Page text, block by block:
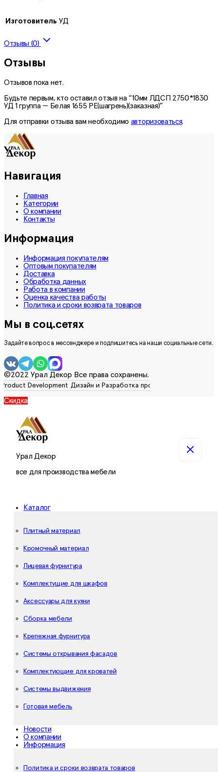
Изготовитель УД
Отзывы (0)
Отзывы
Отзывов пока нет.
Будьте первым, кто оставил отзыв на “10мм ЛДСП 2750*1830
УД 1 группа — Белая 1655 PE(шагрень)(заказная)”
Для отправки отзыва вам необходимо авторизоваться.
Навигация
Главная
Категории
О компании
Контакты
Информация
Информация покупателям
Оптовым покупателям
Доставка
Обработка данных
Работа в компании
Оценка качества работы
Политика и сроки возврата товаров
Мы в соц.сетях
Задайте вопрос в мессенджере и подпишитесь на наши социальные сети.
©2022 Урал Декор Все права сохранены.
Скидка
Урал Декор
все для производства мебели
Каталог
Плитный материал
Кромочный материал
Лицевая фурнитура
Комплектущие для шкафов
Аксессуары для кухни
Сборка мебели
Крепежная фурнитура
Системы открывания фасадов
Комплектующие для кроватей
Системы выдвижения
Готовая мебель
Новости
О компании
Информация
Политика и сроки возврата товаров